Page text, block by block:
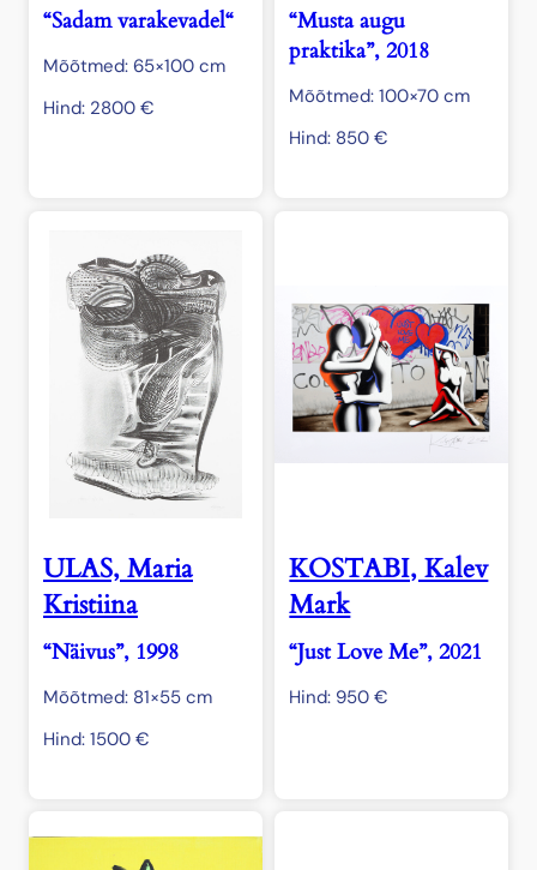
“Sadam varakevadel“
Mõõtmed: 65×100 cm
Hind: 2800 €
“Musta augu
praktika”, 2018
Mõõtmed: 100×70 cm
Hind: 850€
ULAS, Maria
Kristiina
“Näivus”, 1998
Mõõtmed: 81×55 cm
Hind: 1500 €
KOSTABI, Kalev
Mark
“Just Love Me”, 2021
Hind: 950€